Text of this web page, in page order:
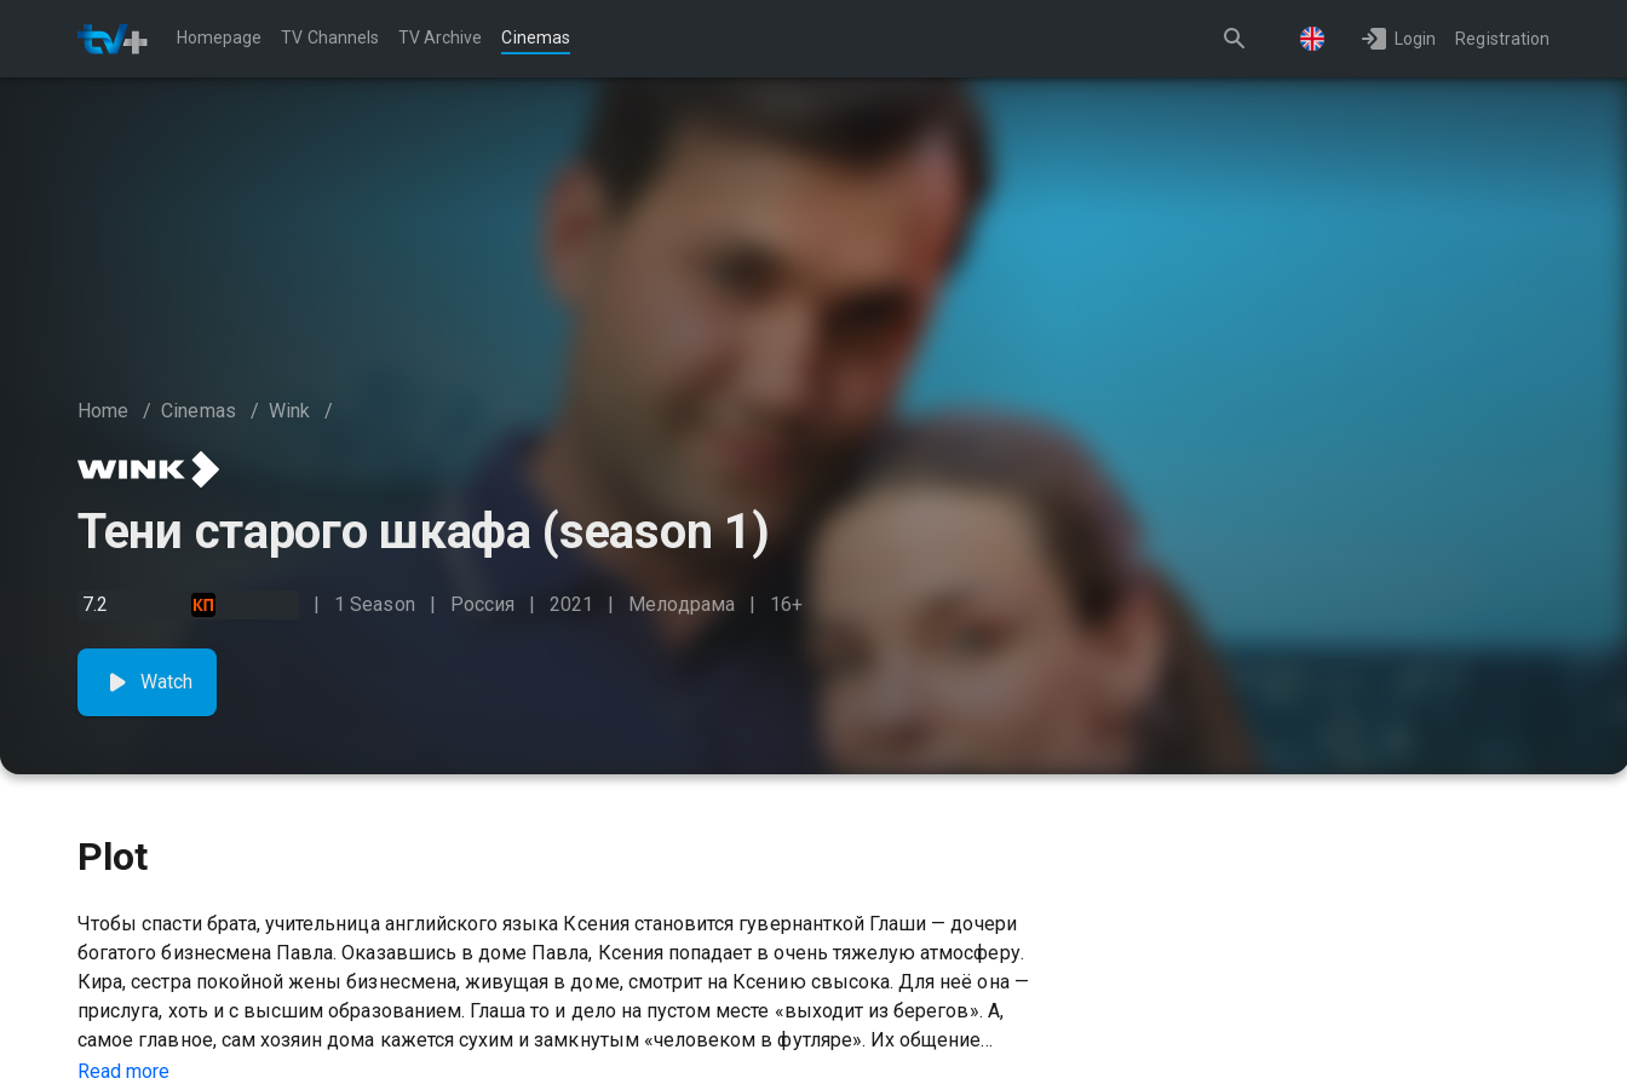
Homepage TV Channels TV Archive Cinemas Login Registration
Home / Cinemas / Wink /
Тени старого шкафа (season 1)
7.2 1 Season Россия 2021 Мелодрама 16+
Watch
Plot
Чтобы спасти брата, учительница английского языка Ксения становится гувернанткой Глаши — дочери
богатого бизнесмена Павла. Оказавшись в доме Павла, Ксения попадает в очень тяжелую атмосферу.
Кира, сестра покойной жены бизнесмена, живущая в доме, смотрит на Ксению свысока. Для неё она —
прислуга, хоть и с высшим образованием. Глаша то и дело на пустом месте «выходит из берегов». А,
самое главное, сам хозяин дома кажется сухим и замкнутым «человеком в футляре». Их общение
начинается с конфликта, и поначалу взаимное непонимание лишь нарастает. Только спустя время, пройдя
Read more